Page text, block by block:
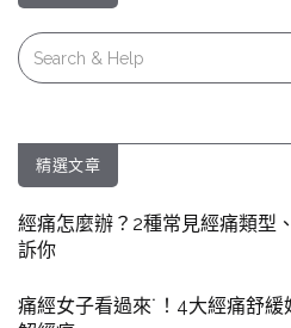
Search
for:
精選文章
經痛怎麼辦？2種常見經痛類型
訴你
痛經女子看過來˙！4大經痛舒